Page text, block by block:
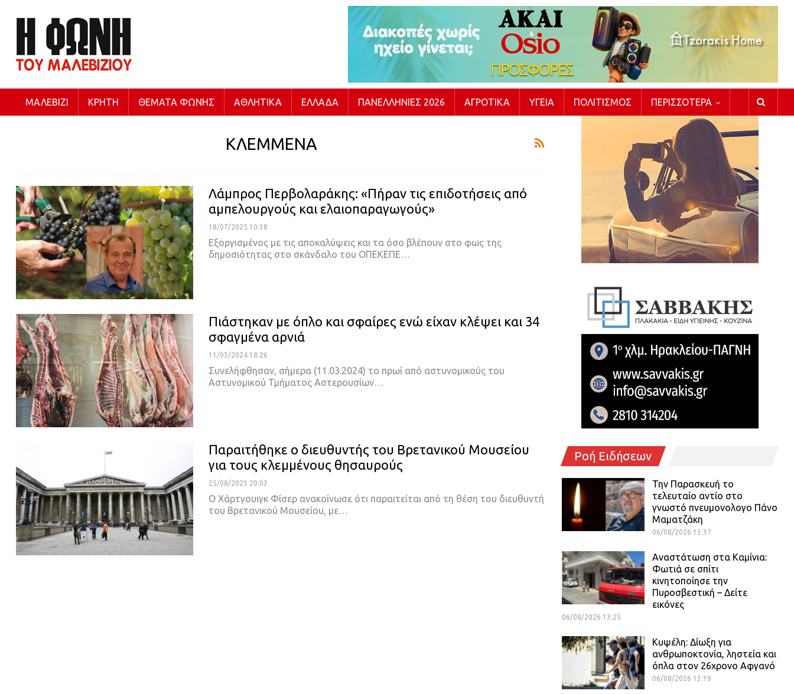
ΜΑΛΕΒΊΖΙ ΚΡΉΤΗ ΘΈΜΑΤΑ ΦΩΝΉΣ ΑΘΛΗΤΙΚΆ ΕΛΛΆΔΑ ΠΑΝΕΛΛΉΝΙΕΣ 2026 ΑΓΡΟΤΙΚΆ ΥΓΕΊΑ ΠΟΛΙΤΙΣΜΌΣ ΠΕΡΙΣΣΌΤΕΡΑ
ΚΛΕΜΜΕΝΑ
Λάμπρος Περβολαράκης: «Πήραν τις επιδοτήσεις από
αμπελουργούς και ελαιοπαραγωγούς»
18/07/2025 10:38
Εξοργισμένος με τις αποκαλύψεις και τα όσο βλέπουν στο φως της
δημοσιότητας στο σκάνδαλο του ΟΠΕΚΕΠΕ…
Πιάστηκαν με όπλο και σφαίρες ενώ είχαν κλέψει και 34
σφαγμένα αρνιά
11/03/2024 18:26
Συνελήφθησαν, σήμερα (11.03.2024) το πρωί από αστυνομικούς του
Αστυνομικού Τμήματος Αστερουσίων…
Παραιτήθηκε ο διευθυντής του Βρετανικού Μουσείου
για τους κλεμμένους θησαυρούς
25/08/2023 20:03
Ο Χάρτγουιγκ Φίσερ ανακοίνωσε ότι παραιτείται από τη θέση του διευθυντή
του Βρετανικού Μουσείου, με…
Ροή Ειδήσεων
Την Παρασκευή το
τελευταίο αντίο στο
γνωστό πνευμονολογο Πάνο
Μαματζάκη
06/08/2026 13:37
Αναστάτωση στα Καμίνια:
Φωτιά σε σπίτι
κινητοποίησε την
Πυροσβεστική – Δείτε
εικόνες
06/08/2026 13:25
Κυψέλη: Δίωξη για
ανθρωποκτονία, ληστεία και
όπλα στον 26χρονο Αφγανό
06/08/2026 13:19